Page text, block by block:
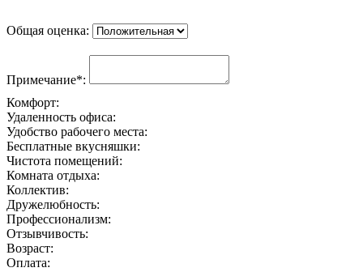
Общая оценка:
Примечание*:
Комфорт:
Удаленность офиса:
Удобство рабочего места:
Бесплатные вкусняшки:
Чистота помещений:
Комната отдыха:
Коллектив:
Дружелюбность:
Профессионализм:
Отзывчивость:
Возраст:
Оплата: